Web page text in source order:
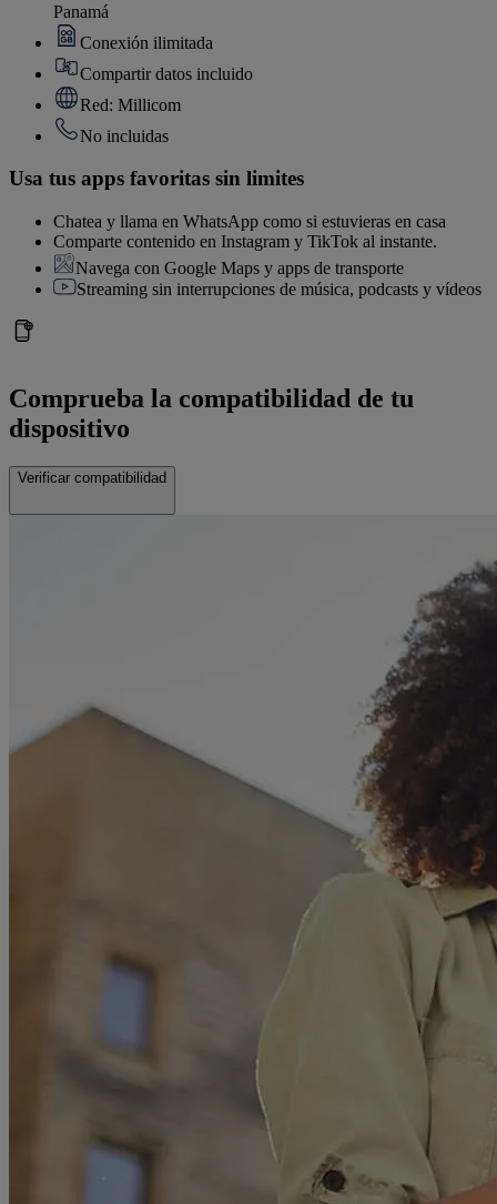
Panamá
Conexión ilimitada
Compartir datos incluido
Red: Millicom
No incluidas
Usa tus apps favoritas sin limites
Chatea y llama en WhatsApp como si estuvieras en casa
Comparte contenido en Instagram y TikTok al instante.
Navega con Google Maps y apps de transporte
Streaming sin interrupciones de música, podcasts y vídeos
Comprueba la compatibilidad de tu
dispositivo
Verificar compatibilidad